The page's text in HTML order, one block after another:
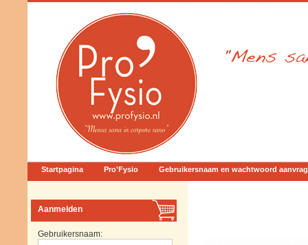
Startpagina Pro'Fysio Gebruikersnaam en wachtwoord
Aanmelden
Gebruikersnaam: